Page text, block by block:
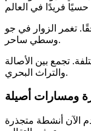
تغمر الزوار في جو
وسطي ساحر.
تجمع بين الأصالة
والتراث البحري.
ومسارات أصيلة
الآن أنشطة متجذرة